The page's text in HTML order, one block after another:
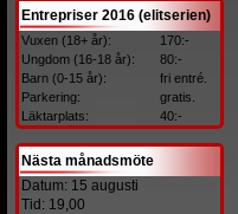
Entrepriser 2016 (elitserien)
Vuxen (18+ år):
170:-
Ungdom (16-18 år):
80:-
Barn (0-15 år):
fri entré.
Parkering:
gratis.
Läktarplats:
40:-
Nästa månadsmöte
Datum: 15 augusti
Tid: 19,00